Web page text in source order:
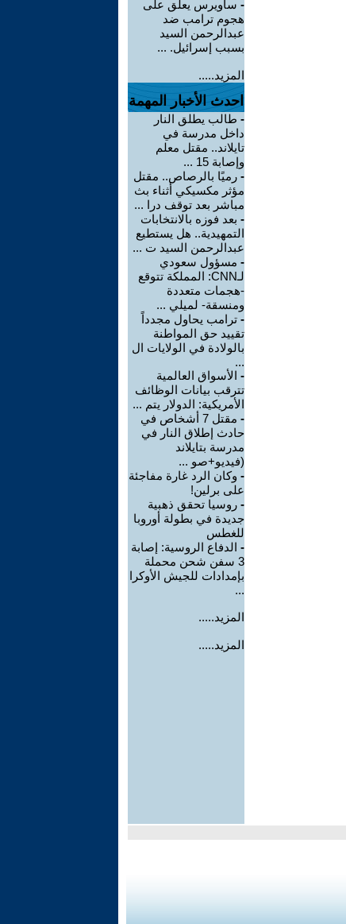
- ساويرس يعلّق على
هجوم ترامب ضد
عبدالرحمن السيد
بسبب إسرائيل. ...
المزيد.....
احدث الأخبار المهمة
- طالب يطلق النار
داخل مدرسة في
تايلاند.. مقتل معلم
وإصابة 15 ...
- رميًا بالرصاص.. مقتل
مؤثر مكسيكي أثناء بث
مباشر بعد توقف درا ...
- بعد فوزه بالانتخابات
التمهيدية.. هل يستطيع
عبدالرحمن السيد ت ...
- مسؤول سعودي
لـCNN: المملكة تتوقع
-هجمات متعددة
ومنسقة- لميلي ...
- ترامب يحاول مجدداً
تقييد حق المواطنة
بالولادة في الولايات ال
...
- الأسواق العالمية
تترقب بيانات الوظائف
الأمريكية: الدولار يتم ...
-
مقتل 7 أشخاص في
حادث إطلاق النار في
مدرسة بتايلاند
(فيديو+صو ...
- وكان الرد غارة مفاجئة
على برلين!
- روسيا تحقق ذهبية
جديدة في بطولة أوروبا
للغطس
- الدفاع الروسية: إصابة
3 سفن شحن محملة
بإمدادات للجيش الأوكرا
...
المزيد.....
المزيد.....